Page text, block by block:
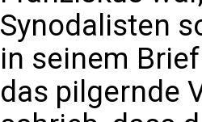
Synodalisten
in seinem
das pilgernde